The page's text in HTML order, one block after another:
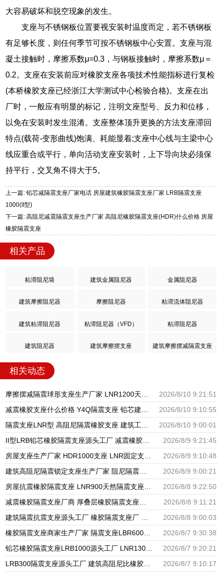
大容易破坏和脱空现象的发生。
支座与不锈钢板位置要视安装时温度而定，若不锈钢板
有足够长度，则任何季节可按不锈钢板中心安置。支座与混
凝土接触时，摩擦系数μ=0.3，与钢板接触时，摩擦系数μ＝
0.2。支座在安装前应对橡胶支座各项技术性能指标进行复检
(本桥橡胶支座已经浙江大学测试中心检验合格)。支座在出
厂时，一般应有明显的标记，注明文座型号、反力和位移，
以免在安装时发生混淆。支座整体顶升更换的方法支座滞回
特点(载荷-变形曲线)饱满、耗能显着;支座中心线与主梁中心
线应重合或平行，单向活动支座安装时，上下导向块必须保
持平行，交叉角不得大于5。
上一篇: 铅芯减隔震支座厂家电话 房屋建筑橡胶隔震支座厂家 LRB隔震支座
1000(II型)
下一篇: 高阻尼减震隔震支座生产厂家 高阻尼橡胶隔震支座(HDR)什么价格 房屋
橡胶隔震支座
相关产品
粘滞阻尼墙 建筑金属阻尼器 金属阻尼器
建筑摩擦阻尼器 摩擦阻尼器 粘滞流体阻尼器
建筑粘滞阻尼器 粘滞阻尼器（VFD） 粘滞阻尼器
建筑阻尼器 建筑摩擦摆支座 建筑摩擦摆减隔震支座
相关动态
摩擦摆减隔震球形支座生产厂家 LNR1200天然橡胶支座厂家电话 隔震橡胶支座商家
2026/8/10 9:21:51
减震橡胶支座什么价格 Y4Q隔震支座 铅芯建筑橡胶隔震支座
2026/8/10 9:10:55
隔震支座LNR型 高阻尼隔震橡胶支座 建筑工程用隔震支座源头工厂
2026/8/10 9:00:01
II型LRB铅芯橡胶隔震支座源头工厂 减震橡胶支座价格 隔震支座产地源头工厂
2026/8/9 9:21:45
房屋支座生产厂家 HDR1000支座 LNR固定支座生产厂家
2026/8/9 9:10:48
建筑高阻尼隔震锁定支座生产厂家 阻尼隔震支座厂家 分散力型隔震支座厂家
2026/8/9 9:00:21
房屋抗震橡胶隔震支座 LNR900天然隔震支座 建筑圆形隔震支座源头工厂
2026/8/8 9:22:50
减震橡胶隔震支座厂商 厚叠层橡胶隔震支座源头工厂 阻尼隔震支座多少钱
2026/8/8 9:11:21
建筑隔震抗震支座源头工厂 橡胶隔震支座厂 国内橡胶隔震支座生产厂家
2026/8/8 9:00:03
橡胶隔震支座商家生产厂家 隔震支座LBR600生产厂家 天然橡胶隔震支座LNR1000-Ⅱ厂家
2026/8/7 9:30:38
铅芯橡胶隔震支座LRB1000源头工厂 LNR1300天然橡胶支座什么价格 国内隔震支座生产厂家
2026/8/7 9:20:21
LRB300隔震支座源头工厂 建筑高阻尼比橡胶隔震支座厂家 铅芯抗震支座装置源头工厂
2026/8/7 9:10:17